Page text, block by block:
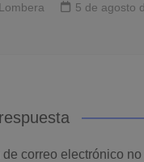
5 de agosto
correo electrónico